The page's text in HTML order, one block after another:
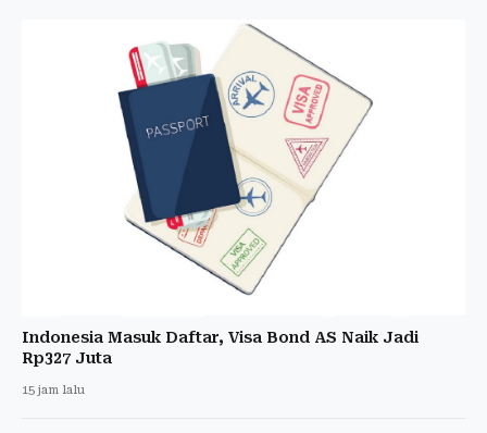
Indonesia Masuk Daftar, Visa Bond AS Naik Jadi
Rp327 Juta
15 jam lalu